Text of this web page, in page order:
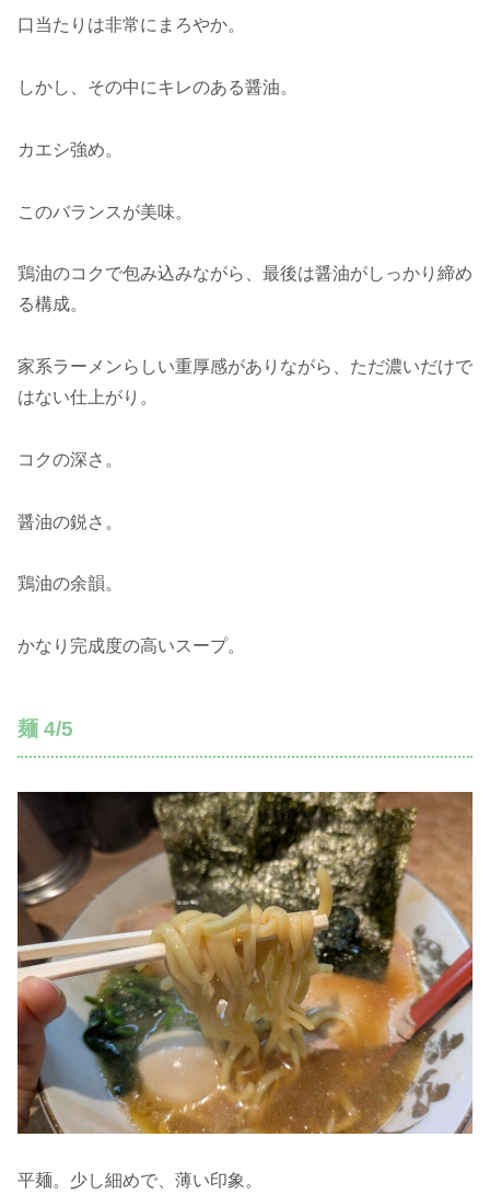
口当たりは非常にまろやか。
しかし、その中にキレのある醤油。
カエシ強め。
このバランスが美味。
鶏油のコクで包み込みながら、最後は醤油がしっかり締め
る構成。
家系ラーメンらしい重厚感がありながら、ただ濃いだけで
はない仕上がり。
コクの深さ。
醤油の鋭さ。
鶏油の余韻。
かなり完成度の高いスープ。
麺 4/5
平麺。少し細めで、薄い印象。